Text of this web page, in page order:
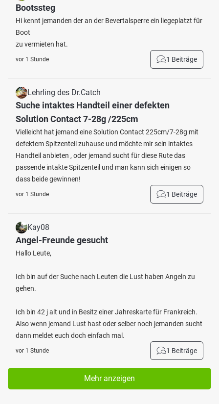
Bootssteg
Hi kennt jemanden der an der Bevertalsperre ein liegeplatzt für
Boot
zu vermieten hat.
vor 1 Stunde 1 Beiträge
Lehrling des Dr.Catch
Suche intaktes Handteil einer defekten
Solution Contact 7-28g /225cm
Vielleicht hat jemand eine Solution Contact 225cm/7-28g mit
defektem Spitzenteil zuhause und möchte mir sein intaktes
Handteil anbieten , oder jemand sucht für diese Rute das
passende intakte Spitzenteil und man kann sich einigen so
dass beide gewinnen!
vor 1 Stunde 1 Beiträge
Kay08
Angel-Freunde gesucht
Hallo Leute,
Ich bin auf der Suche nach Leuten die Lust haben Angeln zu
gehen.
Ich bin 42 j alt und in Besitz einer Jahreskarte für Frankreich.
Also wenn jemand Lust hast oder selber noch jemanden sucht
dann meldet euch doch einfach mal.
vor 1 Stunde 1 Beiträge
Mehr anzeigen